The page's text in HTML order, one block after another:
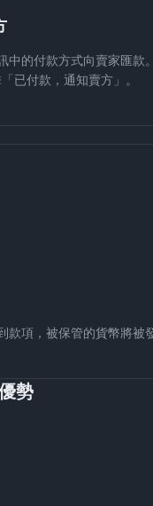
中的付款方式向賣家匯款
已付款，通知賣方」。
款項，被保管的貨幣將被
勢